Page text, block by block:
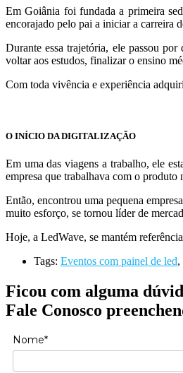
Em Goiânia foi fundada a primeira
encorajado pelo pai a iniciar a carreira
Durante essa trajetória, ele passou
voltar aos estudos, finalizar o ensino
Com toda vivência e experiência
O INÍCIO DA DIGITALIZAÇÃO
Em uma das viagens a trabalho, ele
empresa que trabalhava com o produto
Então, encontrou uma pequena
muito esforço, se tornou líder de
Hoje, a LedWave, se mantém
Tags: Eventos com painel de led,
Ficou com alguma
Fale Conosco
Nome*